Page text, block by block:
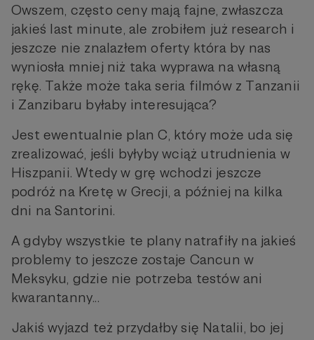
Owszem, często ceny mają fajne, zwłaszcza
jakieś last minute, ale zrobiłem już research i
jeszcze nie znalazłem oferty która by nas
wyniosła mniej niż taka wyprawa na własną
rękę. Także może taka seria filmów z Tanzanii
i Zanzibaru byłaby interesująca?
Jest ewentualnie plan C, który może uda się
zrealizować, jeśli byłyby wciąż utrudnienia w
Hiszpanii. Wtedy w grę wchodzi jeszcze
podróż na Kretę w Grecji, a później na kilka
dni na Santorini.
A gdyby wszystkie te plany natrafiły na jakieś
problemy to jeszcze zostaje Cancun w
Meksyku, gdzie nie potrzeba testów ani
kwarantanny...
Jakiś wyjazd też przydałby się Natalii, bo jej